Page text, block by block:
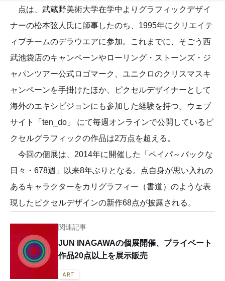
点は、武蔵野美術大学在学中よりグラフィックデザイ
ナーの松本弦人氏に師事したのち、1995年にクリエイテ
ィブチームのデラウエアに参加。これまでに、そごう西
武池袋店のキャンペーンやローリング・ストーンズ・ジ
ャパンツアー公式ロゴマーク、ユニクロのクリスマスキ
ャンペーンを手掛けたほか、ピクセルデザイナーとして
海外のエキシビジョンにも参加した経験を持つ。ウェブ
サイト「ten_do」 にて毎週オンラインで公開しているピ
クセルグラフィックの作品は2万点を超える。
今回の個展は、2014年に開催した「ペイパ～バックな
日々・678週」以来8年ぶりとなる。点自身が思い入れの
あるキャラクターをカリグラフィー（書道）のような表
現したピクセルデザインの新作68点が披露される。
関連記事
JUN INAGAWAの個展開催、プライベート
作品20点以上を展示販売
ART